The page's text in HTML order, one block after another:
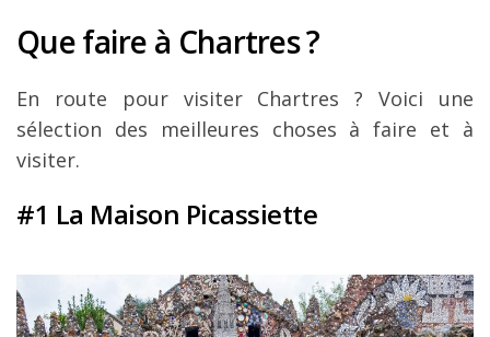
LA carte bancaire
Louer une voiture !
Que faire à Chartres ?
En route pour visiter Chartres ? Voici une
sélection des meilleures choses à faire et à
visiter.
#1 La Maison Picassiette